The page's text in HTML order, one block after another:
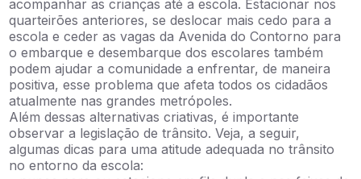
acompanhar as crianças até a escola. Estacionar nos
quarteirões anteriores, se deslocar mais cedo para a
escola e ceder as vagas da Avenida do Contorno para
o embarque e desembarque dos escolares também
podem ajudar a comunidade a enfrentar, de maneira
positiva, esse problema que afeta todos os cidadãos
atualmente nas grandes metrópoles.
Além dessas alternativas criativas, é importante
observar a legislação de trânsito. Veja, a seguir,
algumas dicas para uma atitude adequada no trânsito
no entorno da escola: